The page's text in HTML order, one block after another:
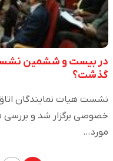
در بیست و ششمین نشست
گذشت؟
نشست هیات نمایندگان
خصوصی برگزار شد و بررسی
مورد…